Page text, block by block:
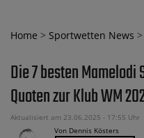
Home > Sportwetten News >
Die 7 besten
Quoten zur Klub WM
Aktualisiert am 23.06.2025 - 17:55 Uhr
Von Dennis Kösters